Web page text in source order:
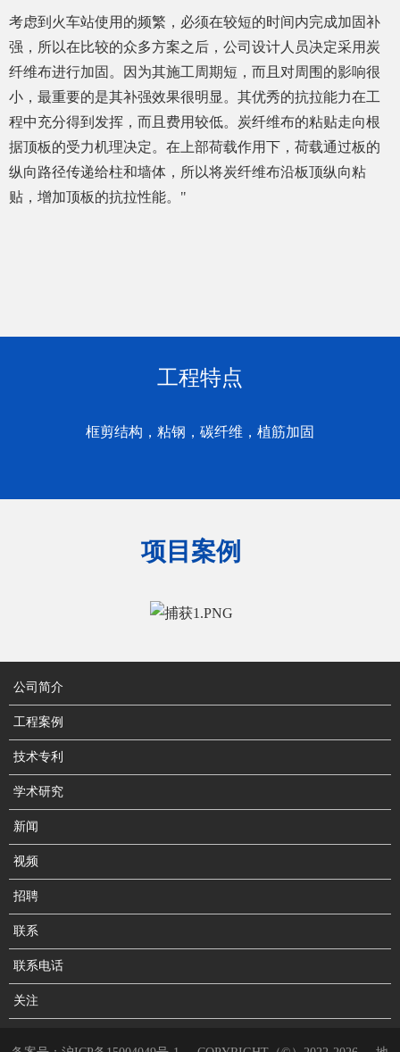
考虑到火车站使用的频繁，必须在较短的时间内完成加固补
强，所以在比较的众多方案之后，公司设计人员决定采用炭
纤维布进行加固。因为其施工周期短，而且对周围的影响很
小，最重要的是其补强效果很明显。其优秀的抗拉能力在工
程中充分得到发挥，而且费用较低。炭纤维布的粘贴走向根
据顶板的受力机理决定。在上部荷载作用下，荷载通过板的
纵向路径传递给柱和墙体，所以将炭纤维布沿板顶纵向粘
贴，增加顶板的抗拉性能。"
工程特点
框剪结构，粘钢，碳纤维，植筋加固
项目案例
公司简介
工程案例
技术专利
学术研究
新闻
视频
招聘
联系
联系电话
关注